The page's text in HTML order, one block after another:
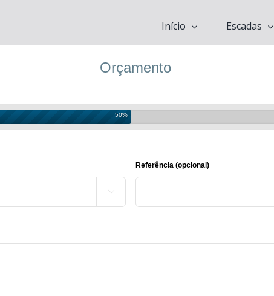
Início Escadas
Orçamento
50%

Referência (opcional)